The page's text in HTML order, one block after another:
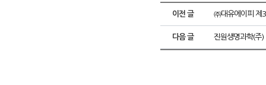
이전 글 ㈜대유에이피 제
다음 글 진원생명과학(주)